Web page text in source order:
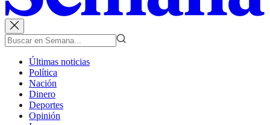
Últimas noticias
Política
Nación
Dinero
Deportes
Opinión